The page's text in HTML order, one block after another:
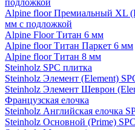
подложкой
Alpine floor Премиальный XL
мм с подложкой
Alpine Floor Титан 6 мм
Alpine floor Титан Паркет 6 мм
Alpine floor Титан 8 мм
Steinholz SPC плитка
Steinholz Элемент (Element)
Steinholz Элемент Шеврон
Французская елочка
Steinholz Английская елочка
Steinholz Основной (Prime)